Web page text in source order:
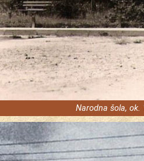
Narodna šola, ok.